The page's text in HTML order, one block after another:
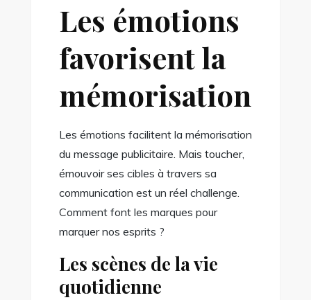
Les émotions
favorisent la
mémorisation
Les émotions facilitent la mémorisation
du message publicitaire. Mais toucher,
émouvoir ses cibles à travers sa
communication est un réel challenge.
Comment font les marques pour
marquer nos esprits ?
Les scènes de la vie
quotidienne